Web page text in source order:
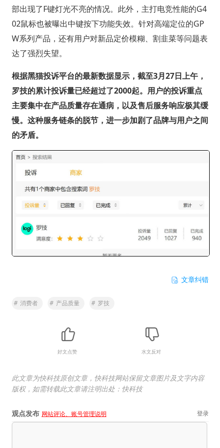
部出现了F键灯光不亮的情况。此外，主打电竞性能的G4
02鼠标也被曝出中键按下功能失效。针对高端定位的GP
W系列产品，还有用户对新品定价模糊、割韭菜等问题表
达了强烈失望。
根据黑猫投诉平台的最新数据显示，截至3月27日上午，
罗技的累计投诉量已经超过了2000起。用户的投诉重点
主要集中在产品质量存在通病，以及售后服务响应极其缓
慢。这种服务链条的脱节，进一步加剧了品牌与用户之间
的矛盾。
文章纠错
# 消费者 # 产品质量 # 罗技
好文点赞 水文反对
此文章为快科技原创文章，快科技网站保留文章图片及文字内容
版权，如需转载此文章请注明出处：快科技
观点发布 网站评论、账号管理说明 登录